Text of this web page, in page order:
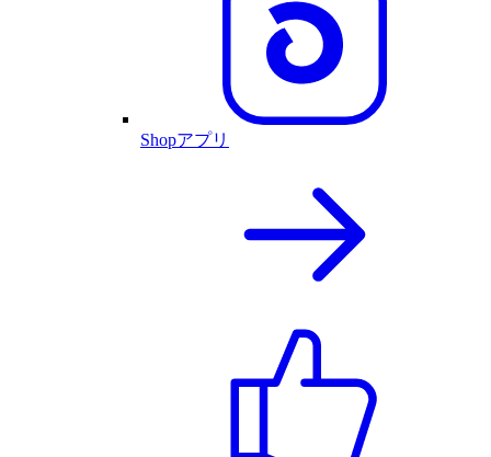
Shopアプリ